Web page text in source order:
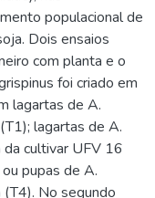
populacional de
Dois ensaios
com planta e o
foi criado em
lagartas de A.
lagartas de A.
cultivar UFV 16
pupas de A.
No segundo